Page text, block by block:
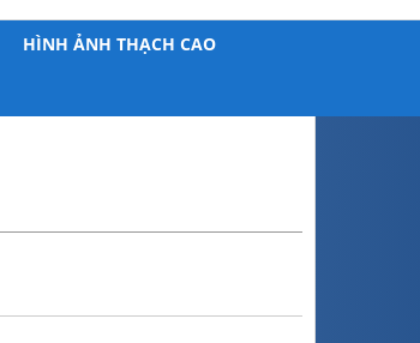
HÌNH ẢNH THẠCH CAO